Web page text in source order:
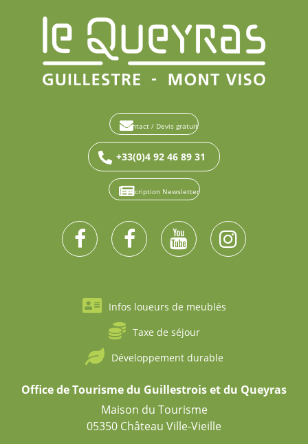
Contact / Devis gratuit
+33(0)4 92 46 89 31
Inscription Newsletter
Infos loueurs de meublés
Taxe de séjour
Développement durable
Office de Tourisme du Guillestrois et du Queyras
Maison du Tourisme
05350 Château Ville-Vieille